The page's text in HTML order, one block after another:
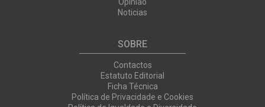
Noticias
SOBRE
Contactos
Estatuto Editorial
Ficha Técnica
Política de Privacidade e Cookies